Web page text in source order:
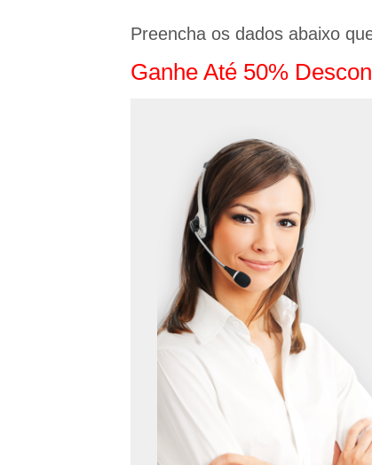
Preencha os dados abaixo
Ganhe Até 50%